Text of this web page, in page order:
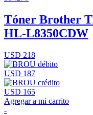
Tóner Brother
HL-L8350CDW
USD 218
USD 187
USD 165
Agregar a mi carrito
-